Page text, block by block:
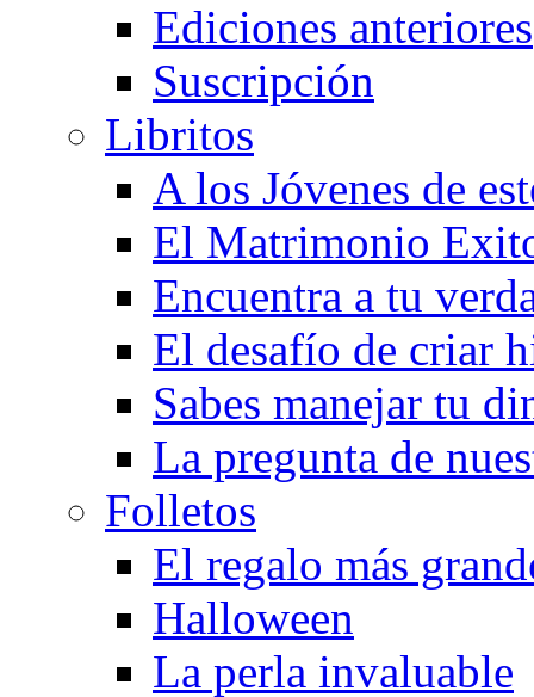
Ediciones anteriores
Suscripción
Libritos
A los Jóvenes de
El Matrimonio
Encuentra a tu
El desafío de criar
Sabes manejar tu
La pregunta de
Folletos
El regalo más
Halloween
La perla invaluable